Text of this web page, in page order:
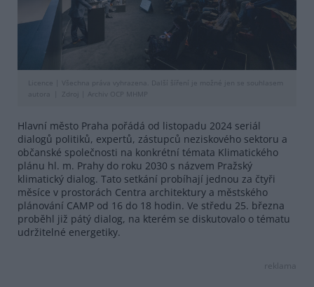
Licence |
Všechna práva vyhrazena. Další šíření je možné jen se souhlasem
autora
Zdroj | Archiv OCP MHMP
Hlavní město Praha pořádá od listopadu 2024 seriál
dialogů politiků, expertů, zástupců neziskového sektoru a
občanské společnosti na konkrétní témata Klimatického
plánu hl. m. Prahy do roku 2030 s názvem Pražský
klimatický dialog. Tato setkání probíhají jednou za čtyři
měsíce v prostorách Centra architektury a městského
plánování CAMP od 16 do 18 hodin. Ve středu 25. března
proběhl již pátý dialog, na kterém se diskutovalo o tématu
udržitelné energetiky.
reklama